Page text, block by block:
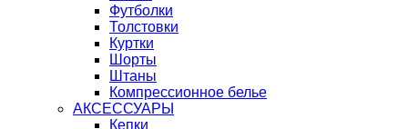
Футболки
Толстовки
Куртки
Шорты
Штаны
Компрессионное белье
АКСЕССУАРЫ
Кепки